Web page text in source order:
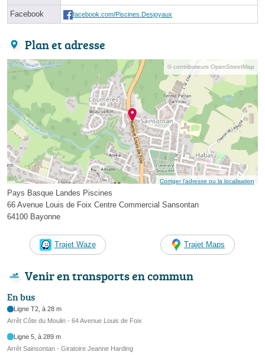
Facebook facebook.com/Piscines.Desjoyaux
Plan et adresse
© contributeurs OpenStreetMap
Corriger l’adresse ou la localisation
Pays Basque Landes Piscines
66 Avenue Louis de Foix Centre Commercial Sansontan
64100 Bayonne
Trajet Waze Trajet Maps
Venir en transports en commun
En bus
Ligne T2, à 28 m
Arrêt Côte du Moulin - 64 Avenue Louis de Foix
Ligne 5, à 289 m
Arrêt Sainsontan - Giratoire Jeanne Harding